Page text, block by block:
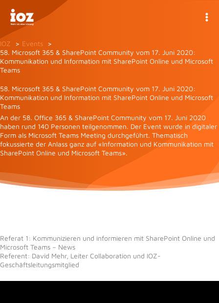
Inhalt
springen
IOZ
Events
58. Microsoft 365 & SharePoint Community vom 17. Juni 2020:
Kommunikation und Information mit SharePoint Online und Microsoft
Teams
58. Microsoft 365 & SharePoint Community vom 17. Juni 2020:
Kommunikation und Information mit SharePoint Online und Microsoft
Teams
An der 58. Office 365 & SharePoint Community vom 17. Juni 2020
haben rund 140 Personen teilgenommen. Der Event wurde in digitaler
Form als Microsoft Teams Meeting durchgeführt. Thematisch
fokussierte der Anlass ganz auf «Information und Kommunikation mit
SharePoint Online und Microsoft Teams».
Referat 1: Kommunizieren und informieren mit SharePoint Online und
Microsoft Teams – News
Referent: David Mehr, Leiter Collaboration und IOZ-
Geschäftsleitungsmitglied